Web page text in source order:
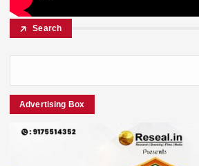
Search
Advertising Box